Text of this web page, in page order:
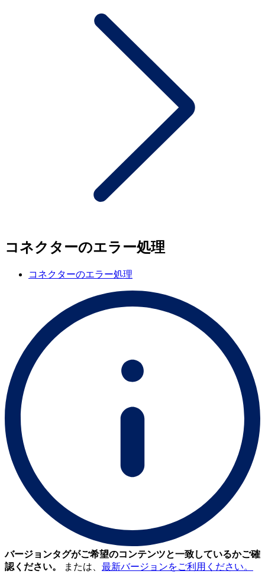
コネクターのエラー処理
コネクターのエラー処理
バージョンタグがご希望のコンテンツと一致しているかご確
認ください。
または、 最新バージョンをご利用ください。